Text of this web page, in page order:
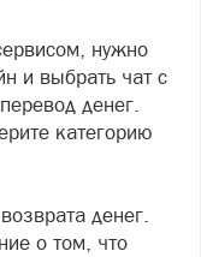
нужно
и выбрать чат с
денег.
категорию
денег.
о том, что